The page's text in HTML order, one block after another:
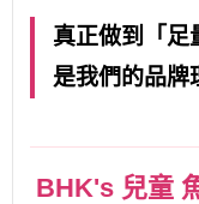
真正做到「足
是我們的品牌
BHK's 兒童